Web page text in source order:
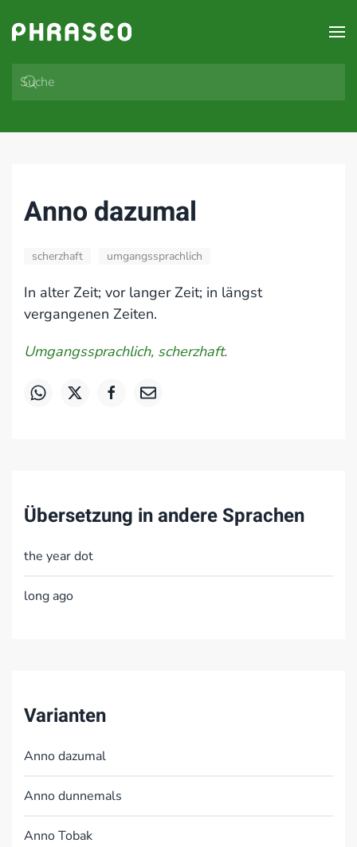
Zum Hauptinhalt springen
Anno dazumal
scherzhaft umgangssprachlich
In alter Zeit; vor langer Zeit; in längst
vergangenen Zeiten.
Umgangssprachlich, scherzhaft.
Übersetzung in andere Sprachen
the year dot
long ago
Varianten
Anno dazumal
Anno dunnemals
Anno Tobak